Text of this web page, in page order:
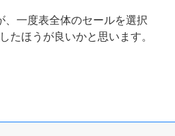
、一度表全体のセールを選択
たほうが良いかと思います。